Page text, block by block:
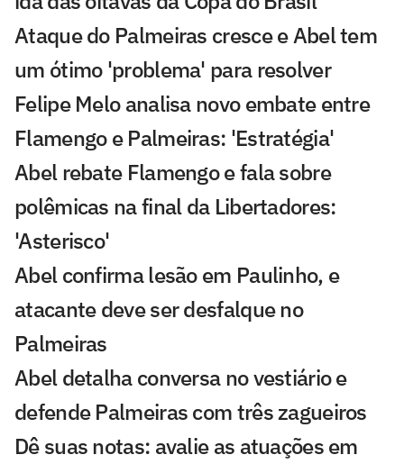
Ataque do Palmeiras cresce e Abel tem
um ótimo 'problema' para resolver
Felipe Melo analisa novo embate entre
Flamengo e Palmeiras: 'Estratégia'
Abel rebate Flamengo e fala sobre
polêmicas na final da Libertadores:
'Asterisco'
Abel confirma lesão em Paulinho, e
atacante deve ser desfalque no
Palmeiras
Abel detalha conversa no vestiário e
defende Palmeiras com três zagueiros
Dê suas notas: avalie as atuações em